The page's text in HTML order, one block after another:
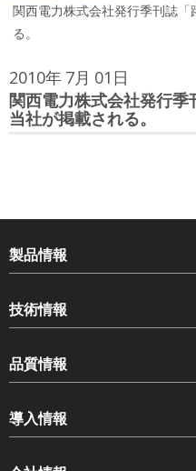
関西電力株式会社発行季刊誌
る。
2010年 7月 01日
関西電力株式会社発行
当社が掲載される。
製品情報
HLN ハードロックナット
HLB ハードロックベアリングナッ
SLB スペースロックベアリングナッ
コピー商品への注意
技術情報
ねじのゆるみ
ゆるみ止め部品の種類とその効果
ハードロックナットについて
品質情報
品質情報
品質保証体制
導入情報
安全を開発し、安心を提供